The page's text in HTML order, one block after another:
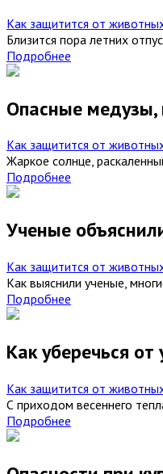
Как защитится от
Близится пора летних
Подробнее
Опасные медузы,
Как защитится от
Жаркое солнце,
Подробнее
Ученые
Как защитится от
Как выяснили ученые,
Подробнее
Как уберечься от
Как защитится от
С приходом весеннего
Подробнее